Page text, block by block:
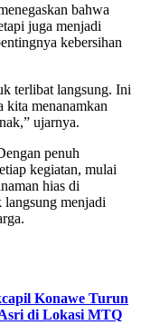
bahwa
juga menjadi
kebersihan
terlibat langsung. Ini
kita menanamkan
ujarnya.
penuh
kegiatan, mulai
hias di
menjadi
Konawe Turun
di Lokasi MTQ